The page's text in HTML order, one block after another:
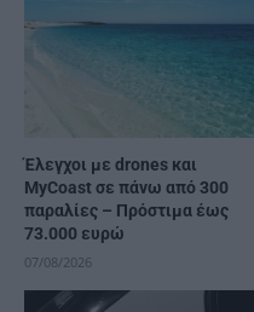
Έλεγχοι με drones και
MyCoast σε πάνω από 300
παραλίες – Πρόστιμα έως
73.000 ευρώ
07/08/2026